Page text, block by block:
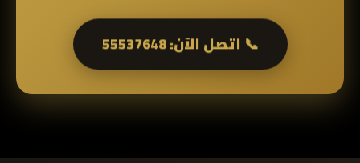
📞 اتصل الآن: 55537648